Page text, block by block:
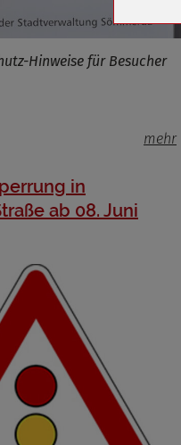
Hinweise für Besucher
mehr
in
ab 08. Juni
Zweck